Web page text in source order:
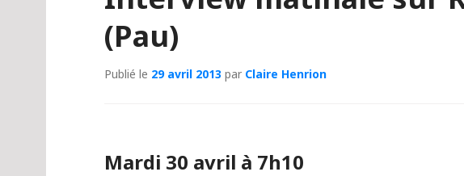
(Pau)
Publié le 29 avril 2013 par Claire Henrion
Mardi 30 avril à 7h10